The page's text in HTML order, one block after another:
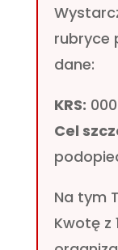
rubryce
dane:
KRS:
Cel
Na tym
Kwotę z